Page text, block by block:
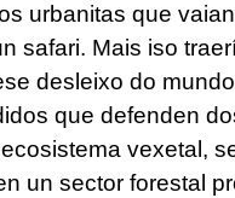
urbanitas que
safari. Mais iso
desleixo do
que defenden
vexetal,
un sector forestal